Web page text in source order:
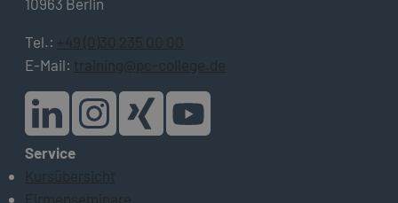
Tel.: +49 (0)30 235 00 00
E-Mail: training@pc-college.de
Service
Kursübersicht
Firmenseminare